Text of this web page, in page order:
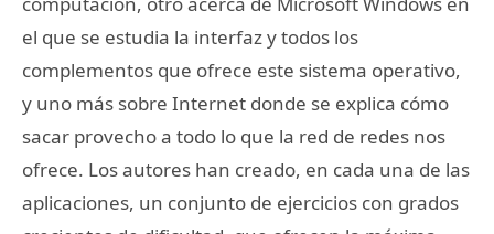
el que se estudia la interfaz y todos los
complementos que ofrece este sistema operativo,
y uno más sobre Internet donde se explica cómo
sacar provecho a todo lo que la red de redes nos
ofrece. Los autores han creado, en cada una de las
aplicaciones, un conjunto de ejercicios con grados